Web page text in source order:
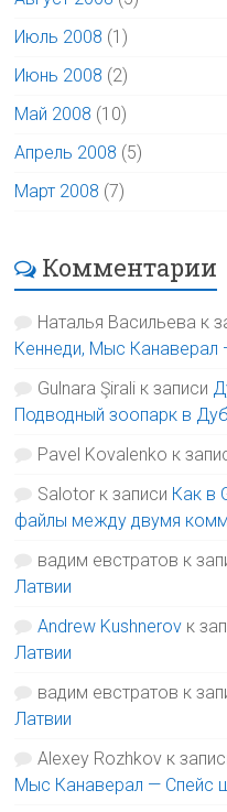
Июль 2008 (1)
Июнь 2008 (2)
Май 2008 (10)
Апрель 2008 (5)
Март 2008 (7)
Комментарии
Наталья Васильева к
Кеннеди, Мыс Канаверал
Gulnara Şirali к записи
Подводный зоопарк в
Pavel Kovalenko к
Salotor к записи Как в
файлы между двумя
вадим евстратов к
Латвии
Andrew Kushnerov к
Латвии
вадим евстратов к
Латвии
Alexey Rozhkov к
Мыс Канаверал — Спейс